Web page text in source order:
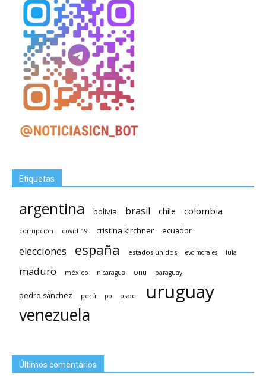
Etiquetas
argentina bolivia brasil chile colombia
corrupción covid-19 cristina kirchner ecuador
elecciones españa estados unidos evo morales lula
maduro méxico nicaragua onu paraguay
pedro sánchez perú pp psoe. uruguay
venezuela
Últimos comentarios